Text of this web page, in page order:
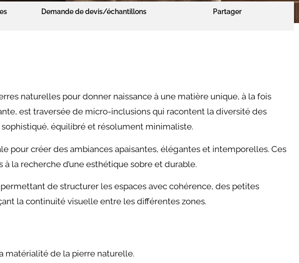
Demande de devis/échantillons Partager
naturelles pour donner naissance à une matière unique, à la fois
est traversée de micro-inclusions qui racontent la diversité des
équilibré et résolument minimaliste.
pour créer des ambiances apaisantes, élégantes et intemporelles. Ces
la recherche d’une esthétique sobre et durable.
permettant de structurer les espaces avec cohérence, des petites
la continuité visuelle entre les différentes zones.
matérialité de la pierre naturelle.